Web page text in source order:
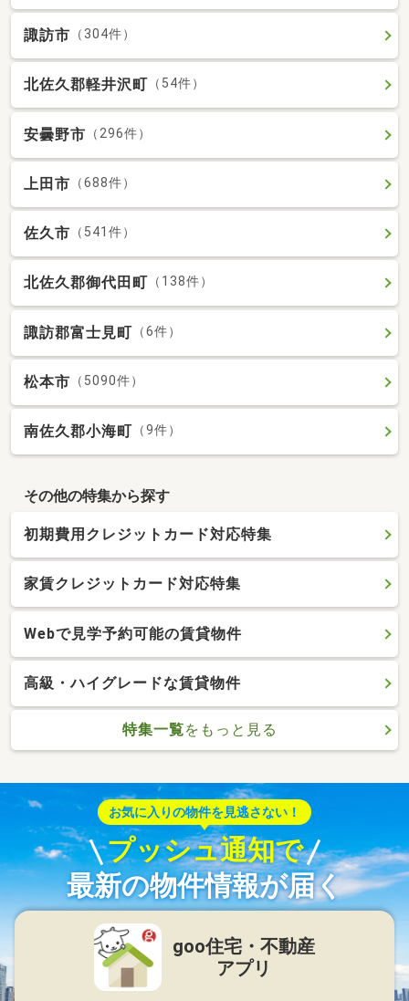
諏訪市 （304件）
北佐久郡軽井沢町 （54件）
安曇野市 （296件）
上田市 （688件）
佐久市 （541件）
北佐久郡御代田町 （138件）
諏訪郡富士見町 （6件）
松本市 （5090件）
南佐久郡小海町 （9件）
その他の特集から探す
初期費用クレジットカード対応特集
家賃クレジットカード対応特集
Webで見学予約可能の賃貸物件
高級・ハイグレードな賃貸物件
特集一覧をもっと見る
お気に入りの物件を見逃さない！
プッシュ通知で
最新の物件情報が届く
goo住宅・不動産
アプリ